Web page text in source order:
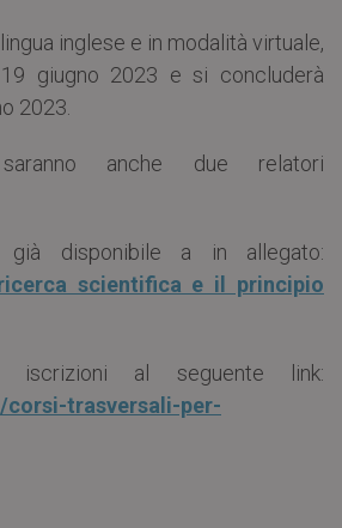
inglese e in modalità virtuale,
giugno 2023 e si concluderà
2023.
anche due relatori
disponibile a in allegato:
scientifica e il principio
al seguente link:
corsi-trasversali-per-